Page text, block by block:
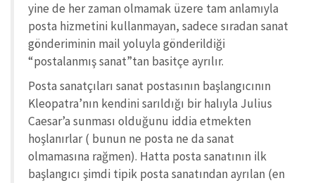
yine de her zaman olmamak üzere tam anlamıyla
posta hizmetini kullanmayan, sadece sıradan sanat
gönderiminin mail yoluyla gönderildiği
“postalanmış sanat”tan basitçe ayrılır.
Posta sanatçıları sanat postasının başlangıcının
Kleopatra’nın kendini sarıldığı bir halıyla Julius
Caesar’a sunması olduğunu iddia etmekten
hoşlanırlar ( bunun ne posta ne da sanat
olmamasına rağmen). Hatta posta sanatının ilk
başlangıcı şimdi tipik posta sanatından ayrılan (en